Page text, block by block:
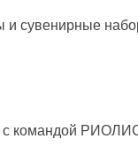
и сувенирные
командой